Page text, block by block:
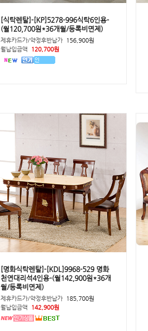
[식탁렌탈]-[KP]5278-996식탁6인용-
(월120,700원*36개월/등록비면제)
제휴카드가/약정후반납가 156,900원
월납입금액
120,700원
[명화식탁렌탈]-[KDL]9968-529 명화
천연대리석4인용-(월142,900원*36개
월/등록비면제)
제휴카드가/약정후반납가 185,700원
월납입금액
142,900원